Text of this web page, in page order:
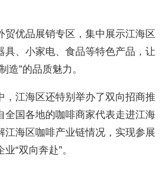
贸优品展销专区，集中展示江海区
具、小家电、食品等特色产品，让
造”的品质魅力。
，江海区还特别举办了双向招商推
全国各地的咖啡商家代表走进江海
江海区咖啡产业链情况，实现参展
“双向奔赴”。